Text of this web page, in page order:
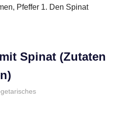
Pfeffer 1. Den Spinat
Spinat (Zutaten